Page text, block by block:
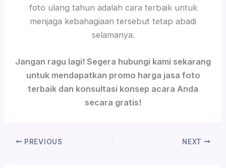
foto ulang tahun adalah cara terbaik untuk
menjaga kebahagiaan tersebut tetap abadi
selamanya.
Jangan ragu lagi! Segera hubungi kami sekarang
untuk mendapatkan promo harga jasa foto
terbaik dan konsultasi konsep acara Anda
secara gratis!
PREVIOUS NEXT